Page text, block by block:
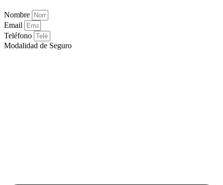
Nombre
Email
Teléfono
Modalidad de Seguro